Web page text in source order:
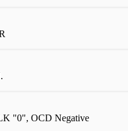
"0", OCD Negative